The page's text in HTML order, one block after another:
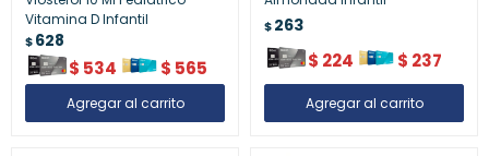
Vitamina D Infantil
$628
$ 534 $ 565
$263
$ 224 $ 237